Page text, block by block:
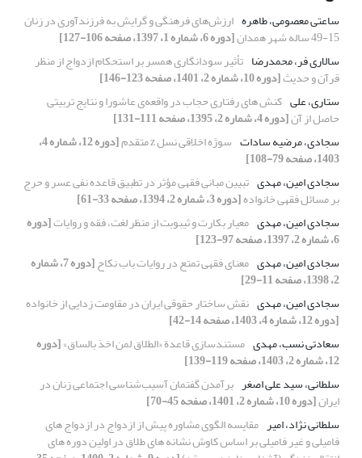
ساعتی معصومی، طاهره ارزش‌های فرهنگی و گرایش به فرزندآوری در زنان
15-49 ساله شهر همدان
[دوره 6، شماره 1، 1397، صفحه 106-127]
سالاری فر، محمدرضا تأثیر سودانگاری همسر بر استحکام ازدواج از منظر
قرآن و حدیث[دوره 10، شماره 2، 1401، صفحه 123-146]
ستاری، علی کنش های رفتاری حجاب در واقعه‌ی عاشورا و نتایج تربیتی
حاصل از آن[دوره 4، شماره 2، 1395، صفحه 111-131]
سجادی، مرضیه سادات سوژه‌ اخلاقی نسل z متقدم [دوره 12، شماره 4،
1403، صفحه 79-108]
سجادی امین، مهدی تبیین مبانی فقهی مؤثر در تطبیق قاعده نفی عسر و حرج
بر مسائل فقهی خانواده[دوره 3، شماره 2، 1394، صفحه 33-61]
سجادی امین، مهدی معیار بکارت و ثیبوبت از منظر لغت، فقه و روایات[دوره
6، شماره 2، 1397، صفحه 97-123]
سجادی امین، مهدی معنای فقهی تمتع در روایات باب نکاح [دوره 7، شماره
2، 1398، صفحه 11-29]
سجادی امین، مهدی نقش ساختار حقوقی ایران در مقاومت زدایی از خانواده
[دوره 12، شماره 4، 1403، صفحه 14-42]
سعادتی نسب، مهدی مستند‌سازی قاعدة «الطلاق لمن اخذ بالساق»[دوره
12، شماره 2، 1403، صفحه 119-139]
سلطانی، سید علی اصغر برآمدن گفتمان آسیب‌شناسی اجتماعی زنان در
ایران[دوره 10، شماره 2، 1401، صفحه 45-70]
سلطانی نژاد، امیر مقایسه الگوی مشاوره پیش از ازدواج در ازدواج های
فامیلی و غیر فامیلی بر اساس کاوش نشانه های طلاق در اولین دوره های